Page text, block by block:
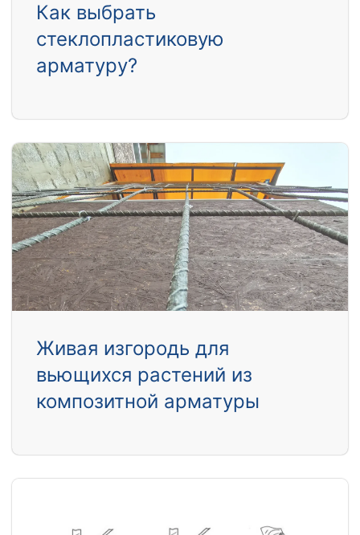
Как выбрать
стеклопластиковую
арматуру?
Живая изгородь для
вьющихся растений из
композитной арматуры